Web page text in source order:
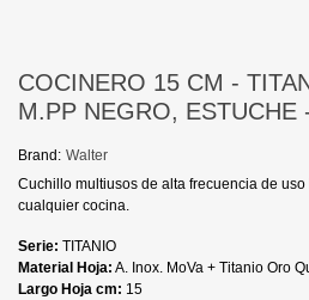
COCINERO 15 CM -
M.PP NEGRO, ESTUCHE
Brand: Walter
Cuchillo multiusos de alta frecuencia de
cualquier cocina.
Serie: TITANIO
Material Hoja: A. Inox. MoVa + Titanio Oro
Largo Hoja cm: 15